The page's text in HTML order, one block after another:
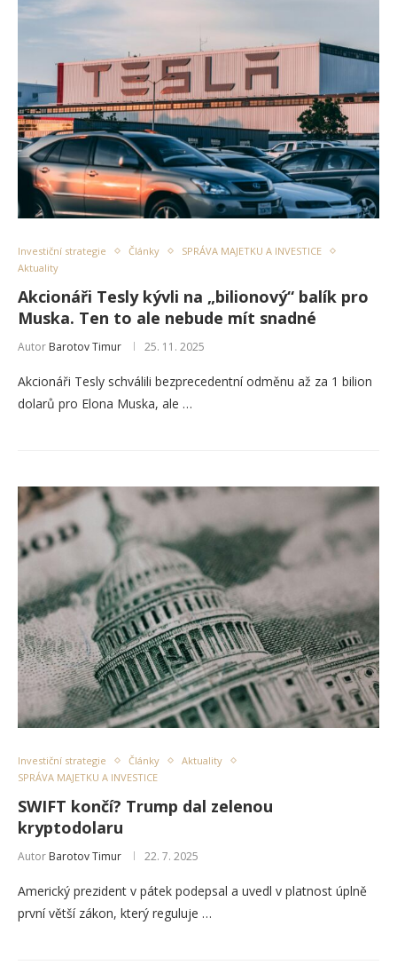
Investiční strategie Články
SPRÁVA MAJETKU A INVESTICE
Aktuality
Akcionáři Tesly kývli na „bilionový“ balík pro
Muska. Ten to ale nebude mít snadné
Autor Barotov Timur 25. 11. 2025
Akcionáři Tesly schválili bezprecedentní odměnu až za 1 bilion
dolarů pro Elona Muska, ale …
Investiční strategie Články
Aktuality
SPRÁVA MAJETKU A INVESTICE
SWIFT končí? Trump dal zelenou
kryptodolaru
Autor Barotov Timur 22. 7. 2025
Americký prezident v pátek podepsal a uvedl v platnost úplně
první větší zákon, který reguluje …